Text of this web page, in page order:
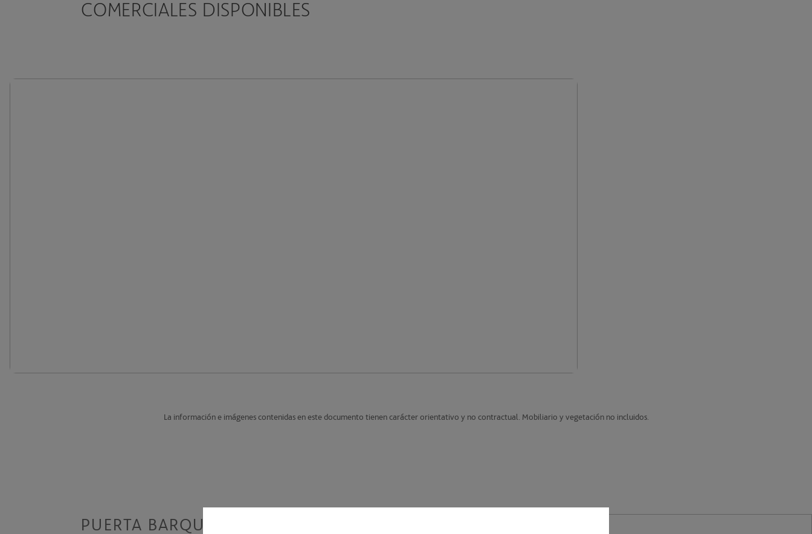
COMERCIALES DISPONIBLES
La información e imágenes contenidas en este documento tienen carácter orientativo y no contractual. Mobiliario y vegetación no incluidos.
PUERTA BARQUETA SEVILLA